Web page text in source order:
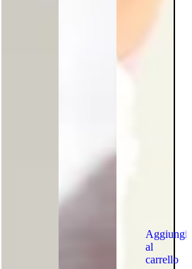
Aggiungi
al
carrello